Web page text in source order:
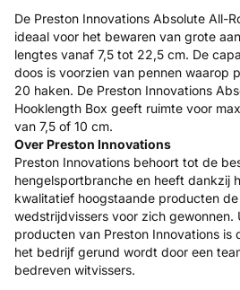
De Preston Innovations Absolute All-
ideaal voor het bewaren van grote
lengtes vanaf 7,5 tot 22,5 cm. De
doos is voorzien van pennen waarop
20 haken. De Preston Innovations
Hooklength Box geeft ruimte voor
van 7,5 of 10 cm.
Over Preston Innovations
Preston Innovations behoort tot de
hengelsportbranche en heeft dankzij
kwalitatief hoogstaande producten
wedstrijdvissers voor zich gewonnen.
producten van Preston Innovations is
het bedrijf gerund wordt door een
bedreven witvissers.